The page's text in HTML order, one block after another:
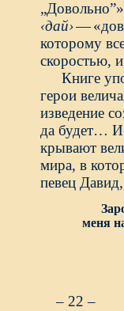
‹дай›—
которому
Книге
герои
изведение
да будет… И
крывают
мира, в
певец
меня
– 22 –